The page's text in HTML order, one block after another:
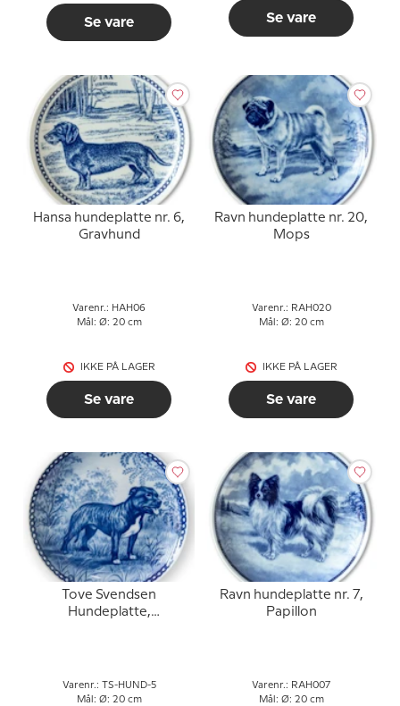
Se vare Se vare
Hansa hundeplatte nr. 6,
Gravhund
Varenr.: HAH06
Mål: Ø: 20 cm
IKKE PÅ LAGER
Se vare
Ravn hundeplatte nr. 20,
Mops
Varenr.: RAH020
Mål: Ø: 20 cm
IKKE PÅ LAGER
Se vare
Tove Svendsen
Hundeplatte,
Varenr.: TS-HUND-5
Mål: Ø: 20 cm
Ravn hundeplatte nr. 7,
Papillon
Varenr.: RAH007
Mål: Ø: 20 cm